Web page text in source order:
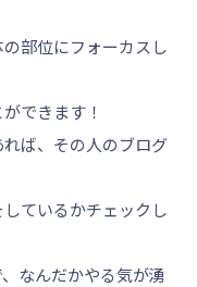
部位にフォーカスし
できます！
ば、その人のブログ
ているかチェック し
なんだかやる気が湧